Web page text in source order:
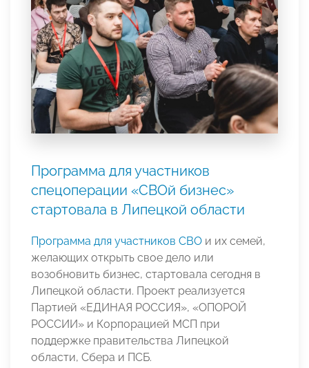
Программа для участников
спецоперации «СВОй бизнес»
стартовала в Липецкой области
Программа для участников СВО и их семей,
желающих открыть свое дело или
возобновить бизнес, стартовала сегодня в
Липецкой области. Проект реализуется
Партией «ЕДИНАЯ РОССИЯ», «ОПОРОЙ
РОССИИ» и Корпорацией МСП при
поддержке правительства Липецкой
области, Сбера и ПСБ.